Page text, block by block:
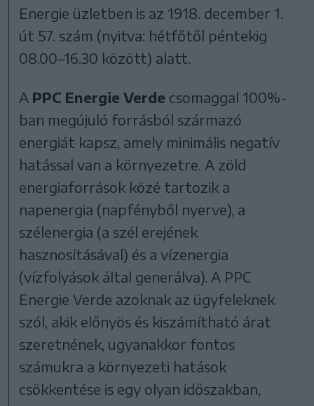
Energie üzletben is az 1918. december 1.
út 57. szám (nyitva: hétfőtől péntekig
08.00–16.30 között) alatt.
A PPC Energie Verde csomaggal 100%-
ban megújuló forrásból származó
energiát kapsz, amely minimális negatív
hatással van a környezetre. A zöld
energiaforrások közé tartozik a
napenergia (napfényből nyerve), a
szélenergia (a szél erejének
hasznosításával) és a vízenergia
(vízfolyások által generálva). A PPC
Energie Verde azoknak az ügyfeleknek
szól, akik előnyös és kiszámítható árat
szeretnének, ugyanakkor fontos
számukra a környezeti hatások
csökkentése is egy olyan időszakban,